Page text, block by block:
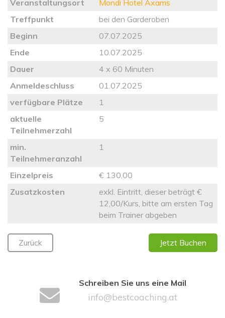
Veranstaltungsort
Mondi Hotel Axams
Treffpunkt
bei den Garderoben
Beginn
07.07.2025
Ende
10.07.2025
Dauer
4 x 60 Minuten
Anmeldeschluss
01.07.2025
verfügbare Plätze
1
aktuelle
Teilnehmerzahl
5
min.
Teilnehmeranzahl
1
Einzelpreis
€ 130,00
Zusatzkosten
exkl. Eintritt, dieser beträgt €
12,00/Kurs, bitte am ersten Tag
beim Trainer abgeben
Zurück Jetzt Buchen
Schreiben Sie uns eine Mail
info@bestcoaching.at